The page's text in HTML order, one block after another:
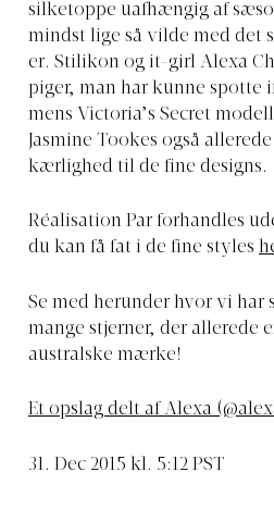
silketoppe uafhængig af
mindst lige så vilde med det
er. Stilikon og it-girl Alexa
piger, man har kunne spotte
mens Victoria’s Secret
Jasmine Tookes også
kærlighed til de fine designs.
Réalisation Par forhandles
du kan få fat i de fine styles
Se med herunder hvor vi har
mange stjerner, der allerede
australske mærke!
Et opslag delt af Alexa
31. Dec 2015 kl. 5:12 PST